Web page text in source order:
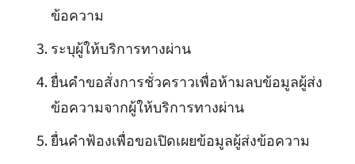
ข้อความ
ระบุผู้ให้บริการทางผ่าน
ยื่นคำขอสั่งการชั่วคราวเพื่อห้ามลบข้อมูลผู้ส่ง
ข้อความจากผู้ให้บริการทางผ่าน
ยื่นคำฟ้องเพื่อขอเปิดเผยข้อมูลผู้ส่งข้อความ